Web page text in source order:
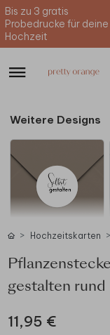
Bis zu 3 gratis
Probedrucke für deine
Hochzeit
Weitere Designs
Hochzeitskarten
gestalten rund
11,95 €